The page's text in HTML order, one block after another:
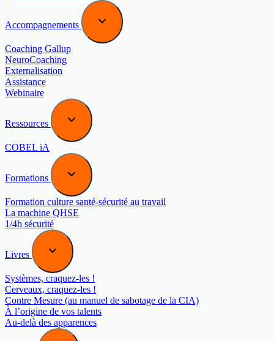
Accompagnements
Coaching Gallup
NeuroCoaching
Externalisation
Assistance
Webinaire
Ressources
COBEL iA
Formations
Formation culture santé-sécurité au travail
La machine QHSE
1/4h sécurité
Livres
Systèmes, craquez-les !
Cerveaux, craquez-les !
Contre Mesure (au manuel de sabotage de la CIA)
À l’origine de vos talents
Au-delà des apparences